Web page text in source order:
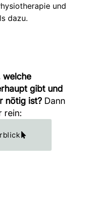
und
dazu.
welche
gibt und
nötig ist?Dann
rein: